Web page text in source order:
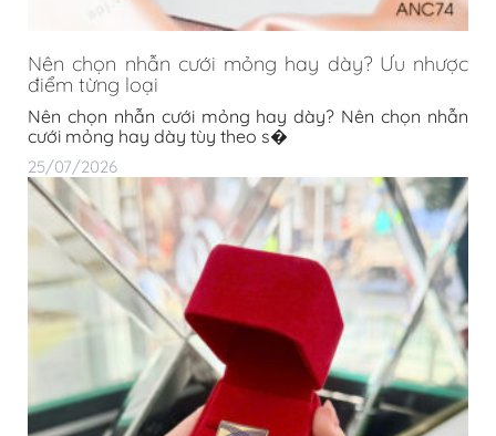
Nên chọn nhẫn cưới mỏng hay dày? Ưu nhược
điểm từng loại
Nên chọn nhẫn cưới mỏng hay dày? Nên chọn nhẫn
cưới mỏng hay dày tùy theo s�
25/07/2026